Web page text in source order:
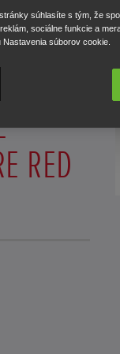
RED
súhlasíte s tým, že
sociálne funkcie a
súborov cookie.